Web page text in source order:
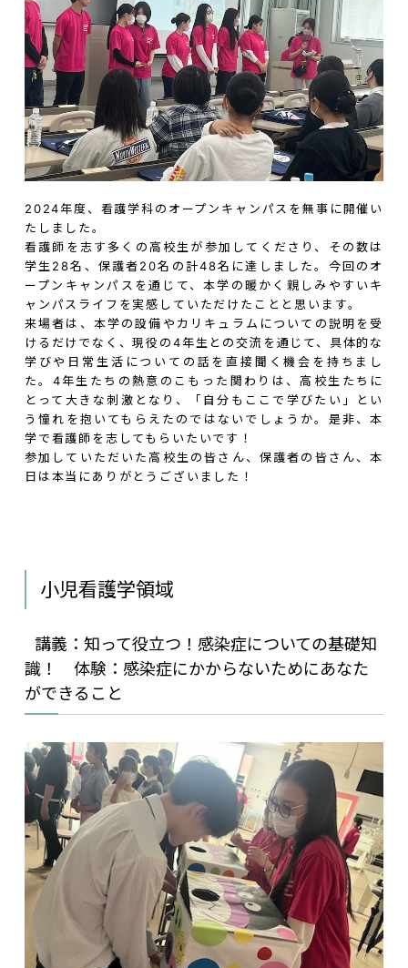
2024年度、看護学科のオープンキャンパスを無事に開催い
たしました。
看護師を志す多くの高校生が参加してくださり、その数は
学生28名、保護者20名の計48名に達しました。今回のオ
ープンキャンパスを通じて、本学の暖かく親しみやすいキ
ャンパスライフを実感していただけたことと思います。
来場者は、本学の設備やカリキュラムについての説明を受
けるだけでなく、現役の4年生との交流を通じて、具体的な
学びや日常生活についての話を直接聞く機会を持ちまし
た。4年生たちの熱意のこもった関わりは、高校生たちに
とって大きな刺激となり、「自分もここで学びたい」とい
う憧れを抱いてもらえたのではないでしょうか。是非、本
学で看護師を志してもらいたいです！
参加していただいた高校生の皆さん、保護者の皆さん、本
日は本当にありがとうございました！
小児看護学領域
講義：知って役立つ！感染症についての基礎知
識！ 体験：感染症にかからないためにあなた
ができること